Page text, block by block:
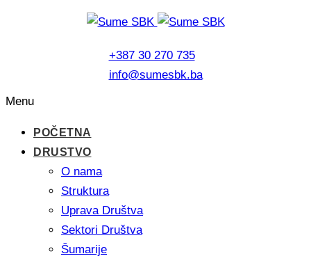
+387 30 270 735
info@sumesbk.ba
Menu
POČETNA
DRUSTVO
O nama
Struktura
Uprava Društva
Sektori Društva
Šumarije